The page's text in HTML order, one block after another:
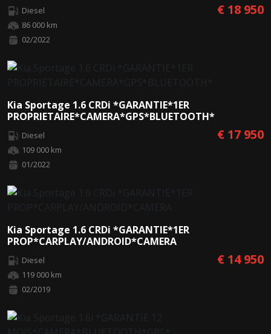
Diesel
86 000 km
02/2022
€ 18 950
Kia Sportage 1.6 CRDi *GARANTIE*1ER
PROPRIETAIRE*CAMERA*GPS*BLUETOOTH*
Diesel
109 000 km
01/2022
€ 17 950
Kia Sportage 1.6 CRDi *GARANTIE*1ER
PROP*CARPLAY/ANDROID*CAMERA
Diesel
119 000 km
02/2019
€ 14 950